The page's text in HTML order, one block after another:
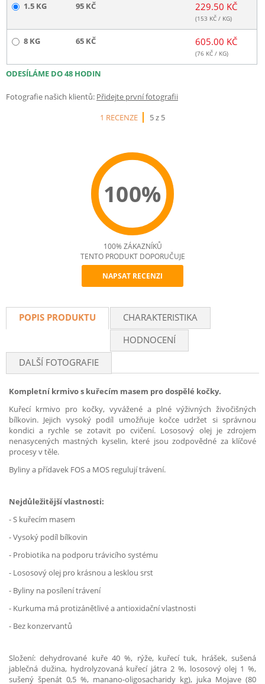
1.5 KG 95 KČ 229.50 KČ
(153 KČ / KG)
8 KG 65 KČ 605.00 KČ
(76 KČ / KG)
ODESÍLÁME DO 48 HODIN
Fotografie našich klientů: Přidejte první fotografii
1 RECENZE
5 z 5
100%
Recommend
100% ZÁKAZNÍKŮ
TENTO PRODUKT DOPORUČUJE
NAPSAT RECENZI
POPIS PRODUKTU
CHARAKTERISTIKA
HODNOCENÍ
DALŠÍ FOTOGRAFIE
Kompletní krmivo s kuřecím masem pro dospělé kočky.
Kuřecí krmivo pro kočky, vyvážené a plné výživných živočišných
bílkovin. Jejich vysoký podíl umožňuje kočce udržet si správnou
kondici a rychle se zotavit po cvičení. Lososový olej je zdrojem
nenasycených mastných kyselin, které jsou zodpovědné za klíčové
procesy v těle.
Byliny a přídavek FOS a MOS regulují trávení.
Nejdůležitější vlastnosti:
- S kuřecím masem
- Vysoký podíl bílkovin
- Probiotika na podporu trávicího systému
- Lososový olej pro krásnou a lesklou srst
- Byliny na posílení trávení
- Kurkuma má protizánětlivé a antioxidační vlastnosti
- Bez konzervantů
Složení: dehydrované kuře 40 %, rýže, kuřecí tuk, hrášek, sušená
jablečná dužina, hydrolyzovaná kuřecí játra 2 %, lososový olej 1 %,
sušený špenát 0,5 %, manano-oligosacharidy kg), juka Mojave (80